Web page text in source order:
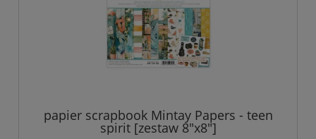
papier scrapbook Mintay Papers - teen
spirit [zestaw 8"x8"]